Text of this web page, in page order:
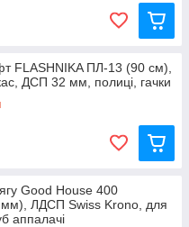
FLASHNIKA ПЛ-13 (90 см),
ДСП 32 мм, полиці, гачки
Good House 400
мм), ЛДСП Swiss Krono, для
аппалачі